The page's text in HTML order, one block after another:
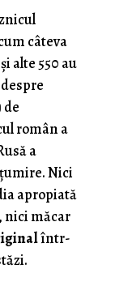
câteva
alte 550 au
român a
a
Nici
apropiată
nici măcar
într-